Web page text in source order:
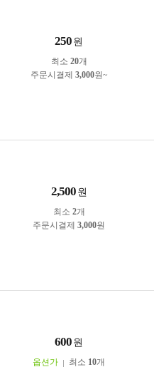
250 원
최소 20개
주문시결제 3,000원~
2,500 원
최소 2개
주문시결제 3,000원
600 원
옵션가 최소 10개